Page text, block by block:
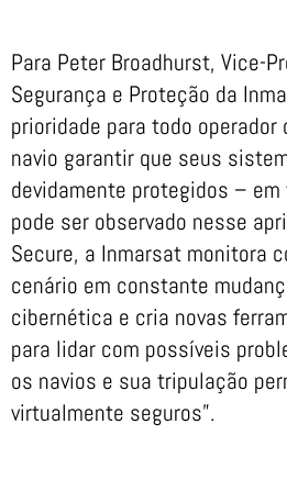
Para Peter Broadhurst, Vice-
Segurança e Proteção da
prioridade para todo
navio garantir que seus
devidamente protegidos – em
pode ser observado nesse
Secure, a Inmarsat monitora
cenário em constante
cibernética e cria novas
para lidar com possíveis
os navios e sua tripulação
virtualmente seguros”.